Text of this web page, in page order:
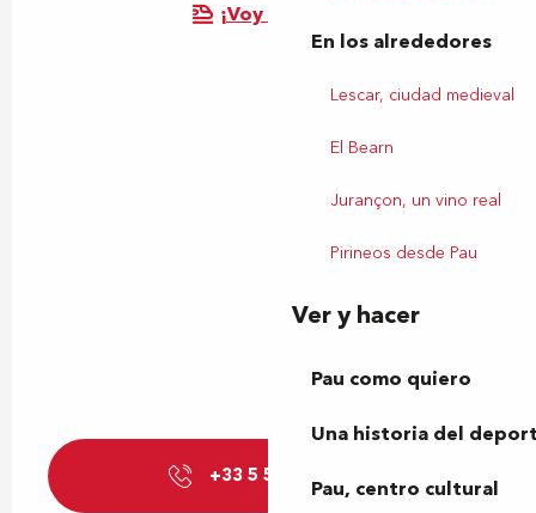
En los alrededores
Lescar, ciudad medieval
El Bearn
Jurançon, un vino real
Pirineos desde Pau
Ver y hacer
Pau como quiero
Una historia del
Pau, centro cultural
¡Voy en tren!
+33 5 59 77 12